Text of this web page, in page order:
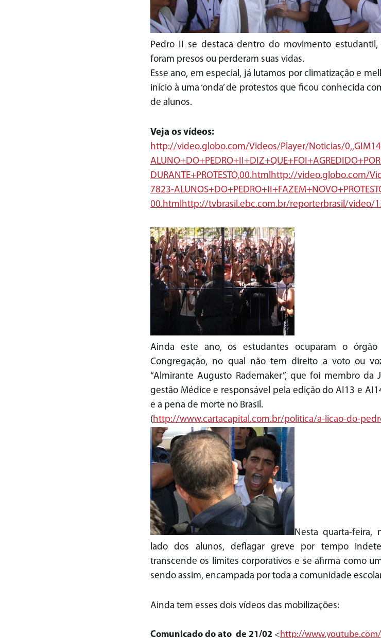
Pedro II se destaca dentro do movimento
foram presos ou perderam suas vidas.
Esse ano, em especial, já lutamos por climatização e
início à uma ‘onda’ de protestos que ficou conhecida
de alunos.
Veja os vídeos:
http://video.globo.com/Videos/Player/Noticias/
ALUNO+DO+PEDRO+II+DIZ+
DURANTE+PROTESTO,00.htmlhttp://video.globo.com/
7823-ALUNOS+DO+PEDRO+II+FAZEM+
00.htmlhttp://tvbrasil.ebc.com.br/reporterbrasil/video/
Ainda este ano, os estudantes ocuparam o
Congregação, no qual não tem direito a voto ou
“Almirante Augusto Rademaker”, que foi membro
gestão Médice e responsável pela edição do AI13 e
e a pena de morte no Brasil.
(http://www.cartacapital.com.br/politica/a-licao-do-
Nesta quarta-feira,
lado dos alunos, deflagar greve por tempo
transcende os limites corporativos e se afirma como
sendo assim, encampada por toda a comunidade
Ainda tem esses dois vídeos das mobilizações:
Comunicado do ato de 21/02 <http://www.youtube.com/